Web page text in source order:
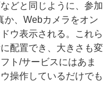
どと同じように、参加
か、Webカメラをオン
ウ表示される。これら
配置でき、大きさも変
ト/サービスにはあま
操作しているだけでも